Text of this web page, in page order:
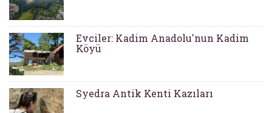
Evciler: Kadim Anadolu'nun Kadim
Köyü
Syedra Antik Kenti Kazıları